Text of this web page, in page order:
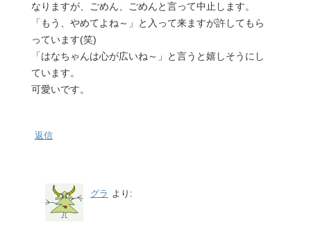
なりますが、ごめん、ごめんと言って中止します。
「もう、やめてよね～」と入って来ますが許してもら
っています(笑)
「はなちゃんは心が広いね～」と言うと嬉しそうにし
ています。
可愛いです。
返信
グラ より: